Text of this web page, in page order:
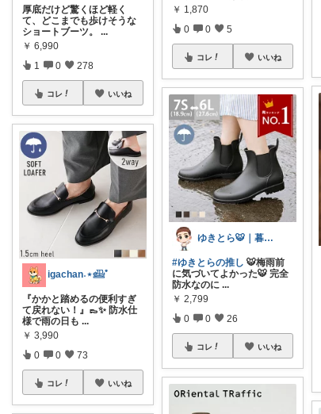
厚底だけど驚くほど軽く
て、どこまでも歩けそうな
ショートブーツ。
...
￥ 6,990
1 0 278
コレ いいね
igachan˖⋆𓊝ﾟ
『かかと踏めるの便利すぎ
て戻れない！』👞✨ 防水仕
様で雨の日も ...
￥ 3,990
0 0 73
コレ いいね
￥ 1,870
0 0 5
コレ いいね
ゆきとら🐯｜暮らしをラクにしたいパパ
#ゆきとらの推し 🐯梅雨前
に気づいてよかった🐯 完全
防水なのに ...
￥ 2,799
0 0 26
コレ いいね